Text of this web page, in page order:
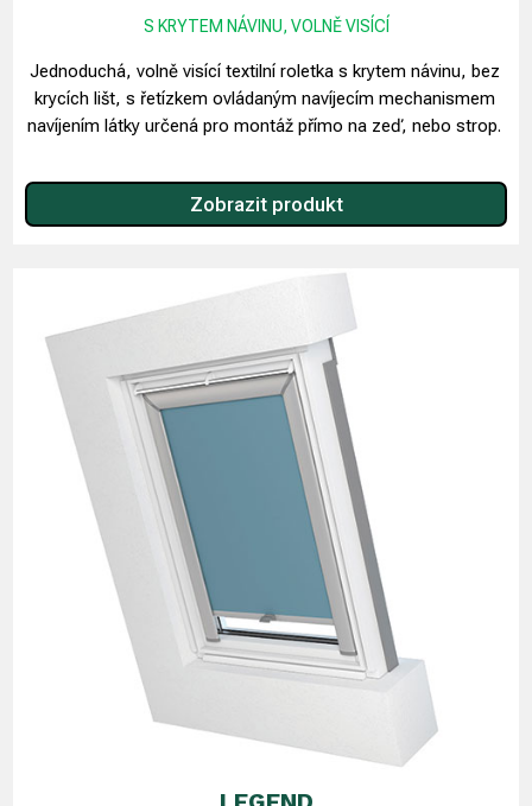
S KRYTEM NÁVINU, VOLNĚ VISÍCÍ
Jednoduchá, volně visící textilní roletka s krytem návinu, bez
krycích lišt, s řetízkem ovládaným navíjecím mechanismem
navíjením látky určená pro montáž přímo na zeď, nebo strop.
Zobrazit produkt